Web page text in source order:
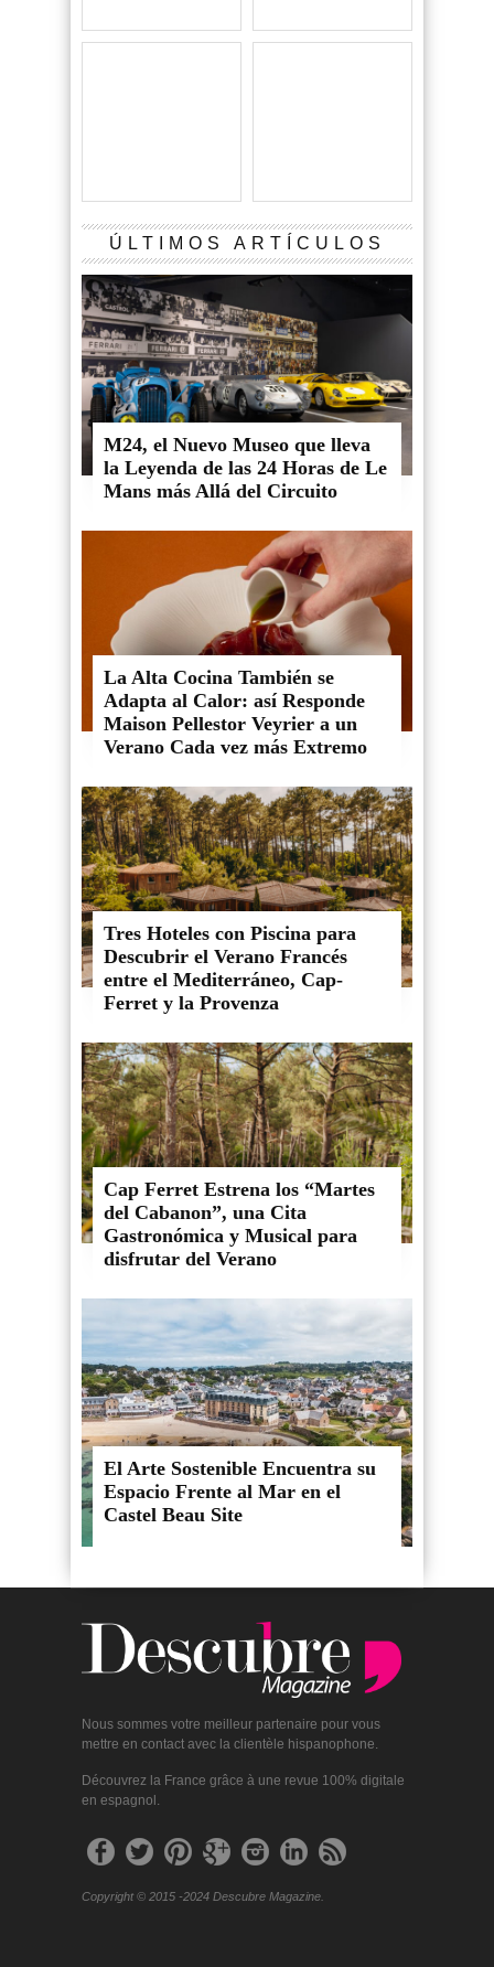
ÚLTIMOS ARTÍCULOS
M24, el Nuevo Museo que lleva
la Leyenda de las 24 Horas de Le
Mans más Allá del Circuito
La Alta Cocina También se
Adapta al Calor: así Responde
Maison Pellestor Veyrier a un
Verano Cada vez más Extremo
Tres Hoteles con Piscina para
Descubrir el Verano Francés
entre el Mediterráneo, Cap-
Ferret y la Provenza
Cap Ferret Estrena los “Martes
del Cabanon”, una Cita
Gastronómica y Musical para
disfrutar del Verano
El Arte Sostenible Encuentra su
Espacio Frente al Mar en el
Castel Beau Site
Nous sommes votre meilleur partenaire pour vous
mettre en contact avec la clientèle hispanophone.
Découvrez la France grâce à une revue 100% digitale
en espagnol.
Copyright © 2015 -2024 Descubre Magazine.